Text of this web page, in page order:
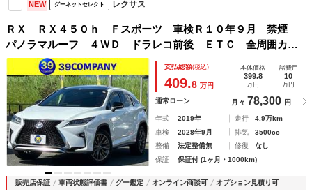
NEW グーネットセレクト レクサス
ＲＸ ＲＸ４５０ｈ Ｆスポーツ 車検Ｒ１０年９月 禁煙
パノラマルーフ ４ＷＤ ドラレコ前後 ＥＴＣ 全周囲カメ
ラ シートヒーター・クーラー オートクルコン レーンアシ
スト パワーシート 衝突被害軽減 ナビＴＶ オートマハイ
ビーム
支払総額(税込)
409.8 万円
本体価格
399.8
万円
諸費用
10
万円
通常ローン 月々 78,300 円
年式 2019年 走行
4.9万km
車検
2028年9月 排気
3500cc
整備
法定整備無 修復
なし
保証
保証付 (1ヶ月・1000km)
販売店保証 車両状態評価書 グー鑑定 オンライン商談可 オプション見積り可